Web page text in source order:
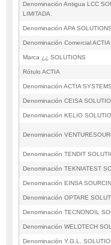
Denominación Antigua LCC
LIMITADA.
Denominación APA SOLUTIONS
Denominación Comercial ACTIA
Marca ¿¿ SOLUTIONS
Rótulo ACTIA
Denominación ACTIA
Denominación CEISA
Denominación KELIO
Denominación
Denominación TENDIT
Denominación TEKNIATEST
Denominación EINSA
Denominación OPTARE
Denominación TECNONOIL
Denominación WELDTECH
Denominación Y.G.L.